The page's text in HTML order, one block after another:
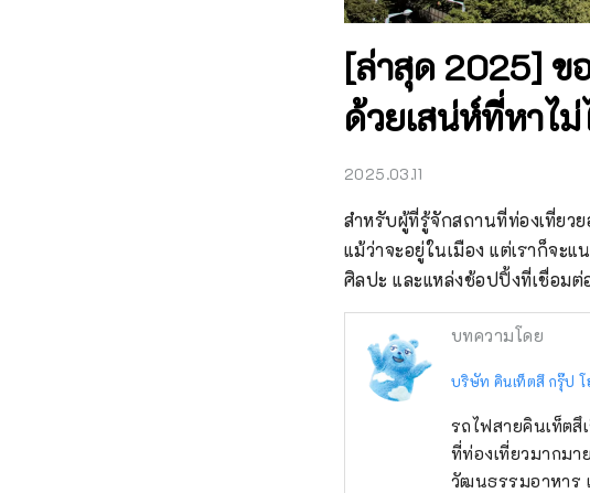
[ล่าสุด 2025] ข
ด้วยเสน่ห์ที่หาไ
2025.03.11
สำหรับผู้ที่รู้จักสถานที่ท่องเที่ยว
แม้ว่าจะอยู่ในเมือง แต่เราก็จะ
ศิลปะ และแหล่งช้อปปิ้งที่เชื่อม
บทความโดย
บริษัท คินเท็ตสึ กรุ๊ป โ
รถไฟสายคินเท็ตสึ
ที่ท่องเที่ยวมากม
วัฒนธรรมอาหาร